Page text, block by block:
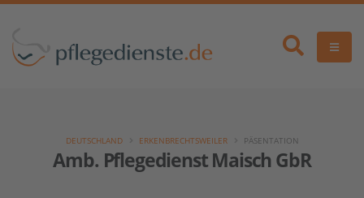
Amb. Pflegedienst Maisch GbR
DEUTSCHLAND ERKENBRECHTSWEILER PÄSENTATION